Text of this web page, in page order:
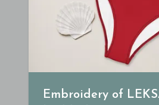
Embroidery of